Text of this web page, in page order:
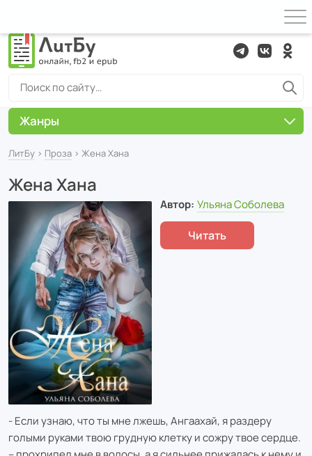
ЛитБу › Проза › Жена Хана
Жена Хана
Автор: Ульяна Соболева
Читать
- Если узнаю, что ты мне лжешь, Ангаахай, я раздеру
голыми руками твою грудную клетку и сожру твое сердце.
Жанры